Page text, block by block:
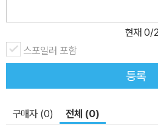
현재 0/
스포일러 포함
등록
구매자 (0) 전체 (0)